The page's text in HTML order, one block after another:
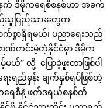
နက် ဒီမိုကရေစီစနစ်ဟာ အခက်
ည်သူပြည်သားတွေက
စွာရှိရမယ်၊ ပညာရေးသည်
ဏ်ကင်းမဲ့တဲ့နိုင်ငံမှာ ဒီမိုက
” လို့ ပြောခဲ့ဖူးတာဖြစ်ပါ
းရည်မှန်း ချက်နှစ်ရပ်ဖြစ်တဲ့
ကရေစီနဲ့ ဖက်ဒရယ်စနစ်ကိ